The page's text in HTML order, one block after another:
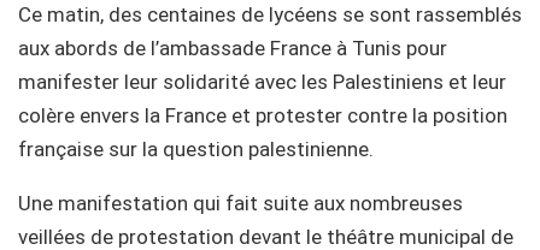
Ce matin, des centaines de lycéens se sont rassemblés
aux abords de l’ambassade France à Tunis pour
manifester leur solidarité avec les Palestiniens et leur
colère envers la France et protester contre la position
française sur la question palestinienne.
Une manifestation qui fait suite aux nombreuses
veillées de protestation devant le théâtre municipal de